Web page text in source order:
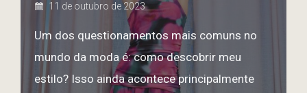
11 de outubro de 2023
Um dos questionamentos mais comuns no
mundo da moda é: como descobrir meu
estilo? Isso ainda acontece principalmente